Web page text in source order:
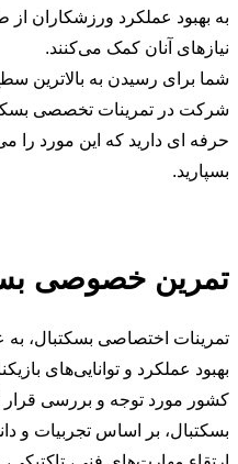
به بهبود عملکرد ورزشکاران
نیازهای آنان کمک می‌کنند.
شما برای رسیدن به بالاترین
شرکت در تمرینات تخصصی
حرفه ای دارید که این مورد را
بسپارید.
تمرین خصوصی
تمرینات اختصاصی بسکتبال، به
بهبود عملکرد و توانایی‌های
کشور مورد توجه و بررسی
بسکتبال، بر اساس تجربیات و